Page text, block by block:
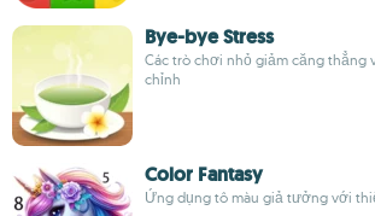
Bye-bye Stress
Các trò chơi nhỏ giảm căng thẳng
chỉnh
Color Fantasy
Ứng dụng tô màu giả tưởng với